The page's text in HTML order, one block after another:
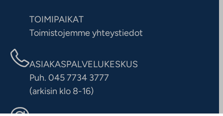
TOIMIPAIKAT
Toimistojemme yhteystiedot
ASIAKASPALVELUKESKUS
Puh. 045 7734 3777
(arkisin klo 8-16)